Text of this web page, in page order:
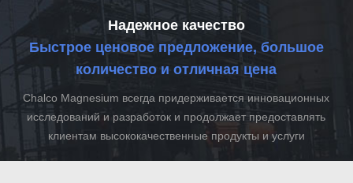
Надежное качество
Быстрое ценовое предложение, большое
количество и отличная цена
Chalco Magnesium всегда придерживается инновационных
исследований и разработок и продолжает предоставлять
клиентам высококачественные продукты и услуги